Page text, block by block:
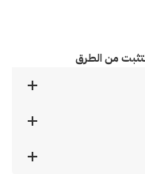
من الطرق